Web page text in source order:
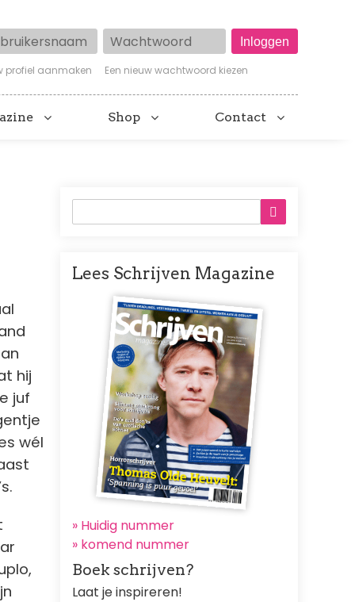
Wachtwoord
profiel aanmaken Een nieuw wachtwoord kiezen
Shop Contact
hij
juf
wél
Lees Schrijven Magazine
Afbeelding
» Huidig nummer
» komend nummer
Boek schrijven?
Laat je inspireren!